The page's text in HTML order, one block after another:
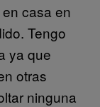
casa en
Tengo
ya que
otras
ninguna